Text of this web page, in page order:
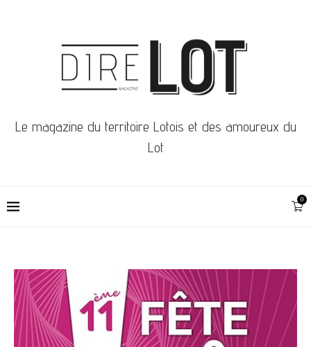
Le magazine du territoire Lotois et des amoureux du
Lot
0